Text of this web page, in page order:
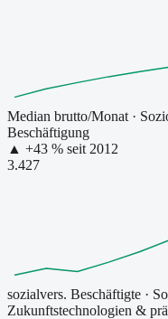
Median brutto/Monat ·
Beschäftigung
▲ +43 % seit 2012
3.427
sozialvers. Beschäftigte ·
Zukunftstechnologien &